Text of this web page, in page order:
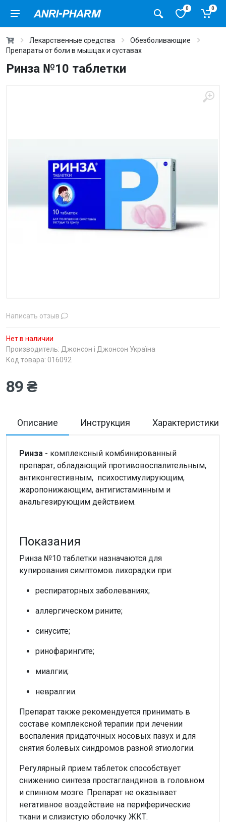
0 0
Лекарственные средства
Обезболивающие
Препараты от боли в мышцах и суставах
Ринза №10 таблетки
Написать отзыв
Нет в наличии
Производитель: Джонсон і Джонсон Україна
Код товара: 016092
89 ₴
Описание Инструкция Характеристики
Ринза - комплексный комбинированный
препарат, обладающий противовоспалительным,
антиконгестивным, психостимулирующим,
жаропонижающим, антигистаминным и
анальгезирующим действием.
Показания
Ринза №10 таблетки назначаются для
купирования симптомов лихорадки при:
респираторных заболеваниях;
аллергическом рините;
синусите;
ринофарингите;
миалгии;
невралгии.
Препарат также рекомендуется принимать в
составе комплексной терапии при лечении
воспаления придаточных носовых пазух и для
снятия болевых синдромов разной этиологии.
Регулярный прием таблеток способствует
снижению синтеза простагландинов в головном
и спинном мозге. Препарат не оказывает
негативное воздействие на периферические
ткани и слизистую оболочку ЖКТ.